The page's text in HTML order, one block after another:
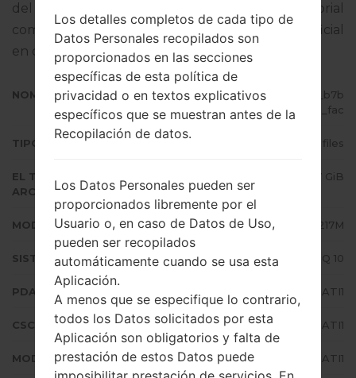
del firmware dado es Android Q 10. Tutorial
completo sobre cómo actualizar el firmware oficial
en dispositivos Samsung aquí
NOMBRE DE ARCHIVO
SM-A217M_1_20200909201416_b7b
njmnzmz_fac
TIPO DE FIRMWARE 4 files
EL TAMAÑO DEL
ARCHIVO
3.07 GiB
MODELO Samsung SM-A217M
SISTEMA OPERATIVO Android Q 10
PDA/AP VERSIÓN A217MUBU3ATI1
CSC VERSIÓN A217MOWO3ATI1
MODEM/CP VERSIÓN A217MUBU3ATI1
Los detalles completos de cada tipo de
Datos Personales recopilados son
proporcionados en las secciones
específicas de esta política de
privacidad o en textos explicativos
específicos que se muestran antes de la
Recopilación de datos.
Los Datos Personales pueden ser
proporcionados libremente por el
Usuario o, en caso de Datos de Uso,
pueden ser recopilados
automáticamente cuando se usa esta
Aplicación.
A menos que se especifique lo contrario,
todos los Datos solicitados por esta
Aplicación son obligatorios y falta de
prestación de estos Datos puede